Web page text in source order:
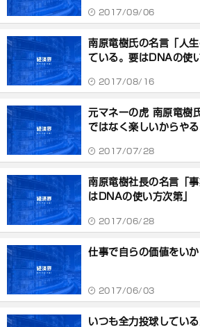
2017/09/06
南原竜樹氏の名言「人
ている。要はDNAの使
2017/08/16
元マネーの虎 南原竜樹
ではなく楽しいからや
2017/07/28
南原竜樹社長の名言「
はDNAの使い方次第」
2017/06/28
仕事で自らの価値をい
2017/06/03
いつも全力投球してい